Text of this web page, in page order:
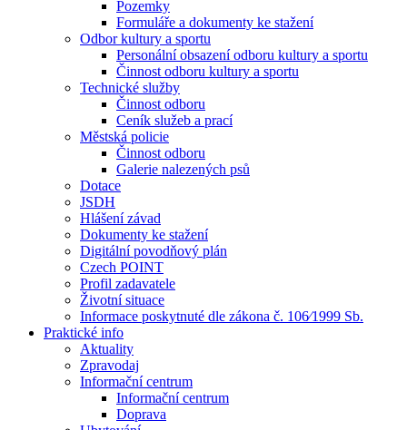
Pozemky
Formuláře a dokumenty ke stažení
Odbor kultury a sportu
Personální obsazení odboru kultury a sportu
Činnost odboru kultury a sportu
Technické služby
Činnost odboru
Ceník služeb a prací
Městská policie
Činnost odboru
Galerie nalezených psů
Dotace
JSDH
Hlášení závad
Dokumenty ke stažení
Digitální povodňový plán
Czech POINT
Profil zadavatele
Životní situace
Informace poskytnuté dle zákona č. 106⁄1999 Sb.
Praktické info
Aktuality
Zpravodaj
Informační centrum
Informační centrum
Doprava